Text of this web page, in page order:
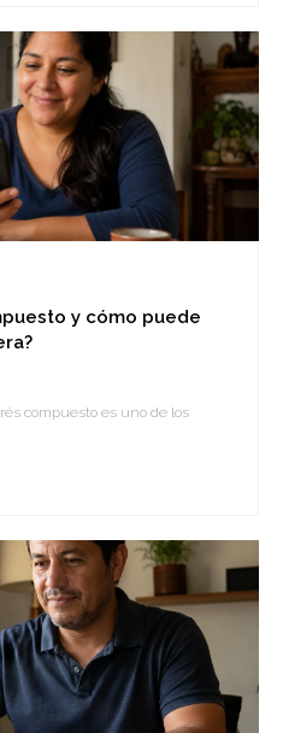
y cómo puede
compuesto es uno de los